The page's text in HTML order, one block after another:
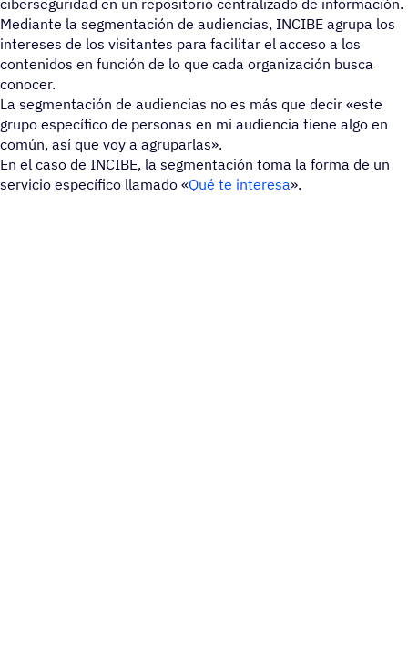
ciberseguridad en un repositorio centralizado de información.
Mediante la segmentación de audiencias, INCIBE agrupa los
intereses de los visitantes para facilitar el acceso a los
contenidos en función de lo que cada organización busca
conocer.
La segmentación de audiencias no es más que decir «este
grupo específico de personas en mi audiencia tiene algo en
común, así que voy a agruparlas».
En el caso de INCIBE, la segmentación toma la forma de un
servicio específico llamado «Qué te interesa».